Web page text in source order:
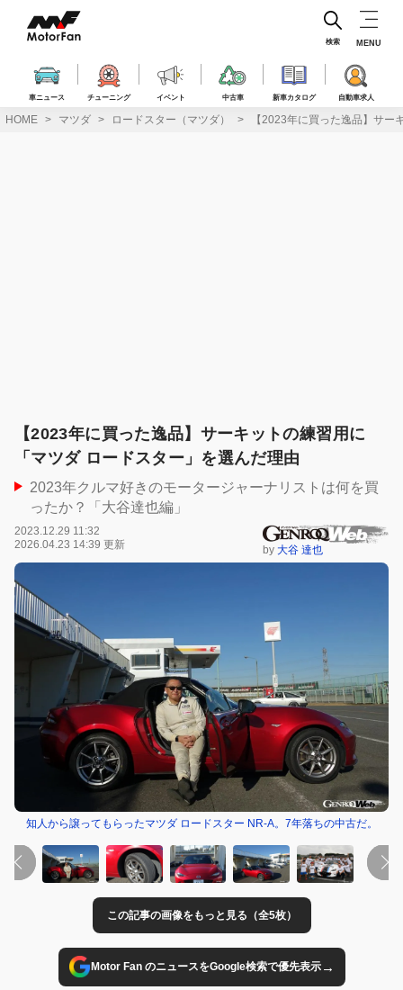
ス
車ニュース チューニング イベント 中古車 新車カタログ 自動車求人
検索 MENU
HOME マツダ ロードスター（マツダ） 【2023年に買った逸品】サ
【2023年に買った逸品】サーキットの練習用に
「マツダ ロードスター」を選んだ理由
2023年クルマ好きのモータージャーナリストは何を買
ったか？「大谷達也編」
2023.12.29 11:32
2026.04.23 14:39 更新
by 大谷 達也
知人から譲ってもらったマツダ ロードスター NR-A。7年落ちの中古だ。
この記事の画像をもっと見る（全5枚）
Motor Fan のニュースをGoogle検索で優先表示→